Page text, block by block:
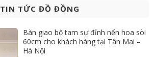
TIN TỨC ĐỒ ĐỒNG
Bàn giao bộ tam sự đỉnh nến hoa sòi
60cm cho khách hàng tại Tân Mai –
Hà Nội